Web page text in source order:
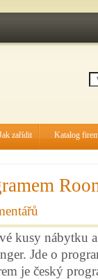
zařídit Katalog
kusy nábytku
Jde o
je český